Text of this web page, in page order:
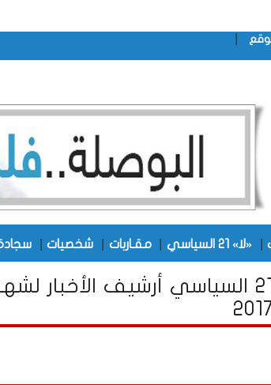
«لا» 21 السياسي مقـاربات شخصيات
«لا» 21 السياسي أرشيف الأخبار